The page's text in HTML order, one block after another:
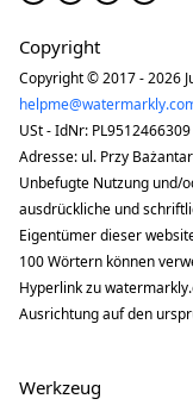
Copyright
Copyright © 2017 - 2026
USt - IdNr: PL9512466309
Adresse: ul. Przy
Unbefugte Nutzung und/
ausdrückliche und
Eigentümer dieser
100 Wörtern können
Hyperlink zu
Ausrichtung auf den
Werkzeug